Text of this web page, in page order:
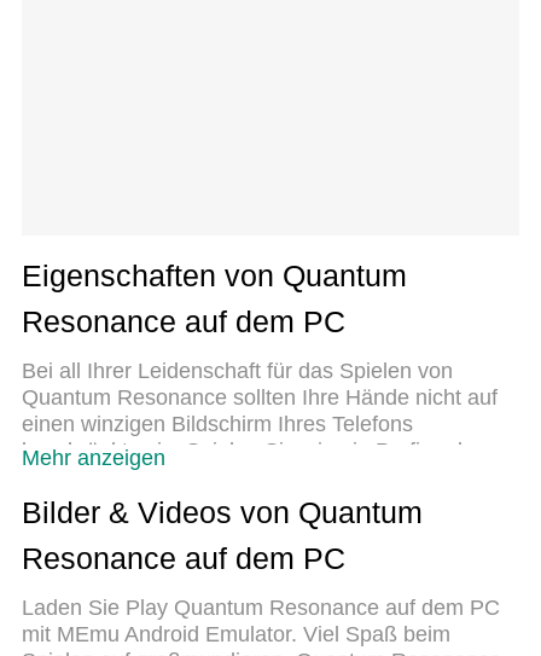
Eigenschaften von Quantum
Resonance auf dem PC
Bei all Ihrer Leidenschaft für das Spielen von
Quantum Resonance sollten Ihre Hände nicht auf
einen winzigen Bildschirm Ihres Telefons
beschränkt sein. Spielen Sie wie ein Profi und
übernehmen Sie die volle Kontrolle über Ihr Spiel
mit Tastatur und Maus. MEmu bietet Ihnen all die
Dinge, die Sie erwarten. Laden Sie Quantum
Resonance herunter und spielen Sie es auf dem
Grenzwerte für Akku, mobile Daten und störende
Anrufe. Das brandneue MEmu 9 ist die beste Wahl,
Mehr anzeigen
Bilder & Videos von Quantum
Resonance auf dem PC
Laden Sie Play Quantum Resonance auf dem PC
mit MEmu Android Emulator. Viel Spaß beim